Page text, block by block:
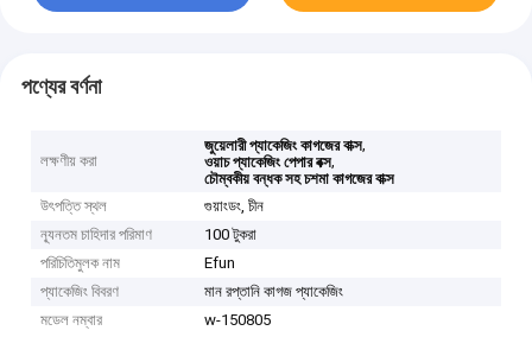
পণ্যের বর্ণনা
লক্ষণীয় করা
জুয়েলারী প্যাকেজিং কাগজের বাক্স,
ওয়াচ প্যাকেজিং পেপার বক্স,
চৌম্বকীয় বন্ধক সহ চশমা কাগজের বাক্স
উৎপত্তি স্থল
গুয়াংডং, চীন
ন্যূনতম চাহিদার পরিমাণ
100 টুকরা
পরিচিতিমুলক নাম
Efun
প্যাকেজিং বিবরণ
মান রপ্তানি কাগজ প্যাকেজিং
মডেল নম্বার
w-150805